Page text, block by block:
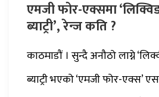
एमजी फोर-एक्समा
ब्याट्री’, रेन्ज कति ?
काठमाडौं । सुन्दै अनौठो लाग्ने
ब्याट्री भएको ‘एमजी फोर-एक्स’